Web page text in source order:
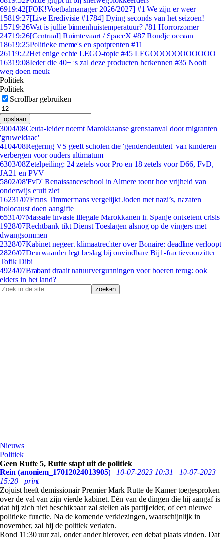
6919:42[FOK!Voetbalmanager 2026/2027] #1 We zijn er weer
15819:27[Live Eredivisie #1784] Dying seconds van het seizoen!
15719:26Wat is jullie binnenhuistemperatuur? #81 Horrorzomer
24719:26[Centraal] Ruimtevaart / SpaceX #87 Rondje oceaan
18619:25Politieke meme's en spotprenten #11
26119:22Het enige echte LEGO-topic #45 LEGOOOOOOOOOOO
16319:08Ieder die 40+ is zal deze producten herkennen #35 Nooit
weg doen meuk
Politiek
Politiek
Scrollbar gebruiken
opslaan
3004/08Ceuta-leider noemt Marokkaanse grensaanval door migranten
'gruweldaad'
4104/08Regering VS geeft scholen die 'genderidentiteit' van kinderen
verbergen voor ouders ultimatum
6303/08Zetelpeiling: 24 zetels voor Pro en 18 zetels voor D66, FvD,
JA21 en PVV
5802/08'FvD' Renaissanceschool in Almere toont hoe vrijheid van
onderwijs eruit ziet
16231/07Frans Timmermans vergelijkt Joden met nazi’s, nazaten
holocaust doen aangifte
6531/07Massale invasie illegale Marokkanen in Spanje ontketent crisis
1928/07Rechtbank tikt Dienst Toeslagen alsnog op de vingers met
dwangsommen
2328/07Kabinet negeert klimaatrechter over Bonaire: deadline verloopt
2826/07Deurwaarder legt beslag bij onvindbare Bij1-fractievoorzitter
Tofik Dibi
4924/07Brabant draait natuurvergunningen voor boeren terug: ook
elders in het land?
Nieuws
Politiek
Geen Rutte 5, Rutte stapt uit de politiek
Rein (anoniem_17012024013905)
10-07-2023 10:31
10-07-2023
15:20
print
Zojuist heeft demissionair Premier Mark Rutte de Kamer toegesproken
over de val van zijn vierde kabinet. Eén van de dingen die hij aangaf is
dat hij zich niet beschikbaar zal stellen als partijleider, of een nieuwe
politieke functie. Na de komende verkiezingen, waarschijnlijk in
november, zal hij de politiek verlaten.
Rond 11:30 uur zal, onder ander hierover, een debat plaats vinden. Dat